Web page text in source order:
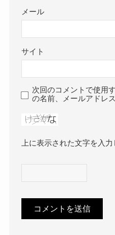
メール
サイト
次回のコメントで使用
の名前、メールアドレ
上に表示された文字を入力